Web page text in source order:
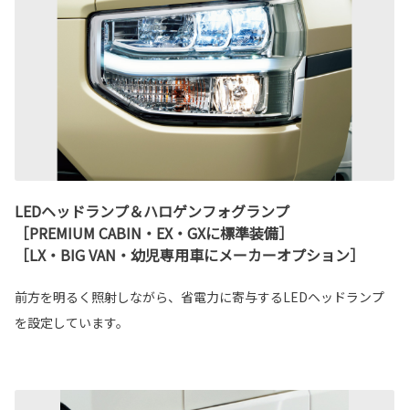
LEDヘッドランプ＆ハロゲンフォグランプ
［PREMIUM CABIN・EX・GXに標準装備］
［LX・BIG VAN・幼児専用車にメーカーオプション］
前方を明るく照射しながら、省電力に寄与するLEDヘッドランプ
を設定しています。